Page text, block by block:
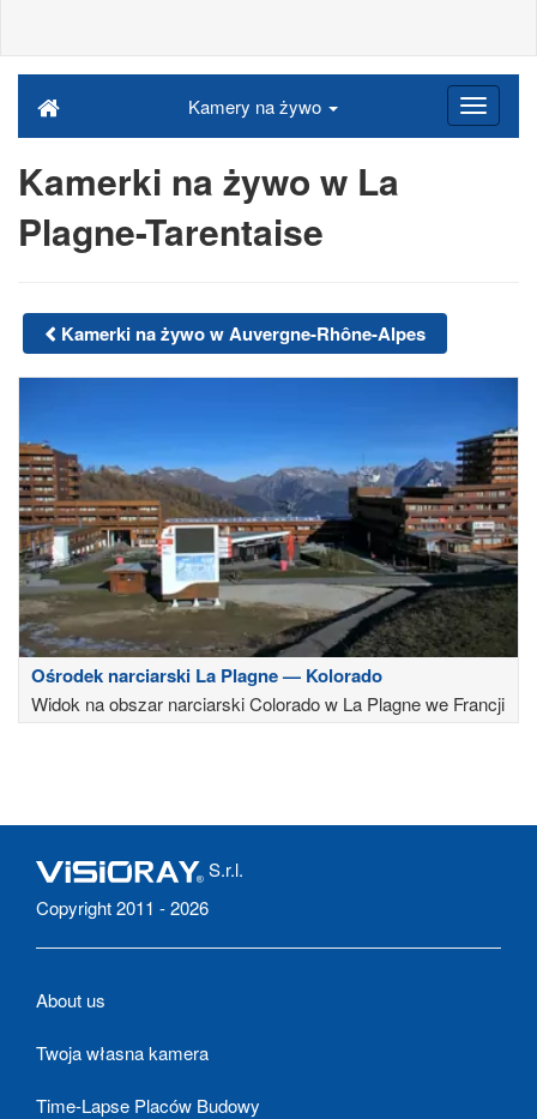
Kamery na żywo
Kamerki na żywo w La
Plagne-Tarentaise
Kamerki na żywo w Auvergne-Rhône-Alpes
Ośrodek narciarski La Plagne — Kolorado
Widok na obszar narciarski Colorado w La Plagne we Francji
S.r.l.
Copyright 2011 - 2026
About us
Twoja własna kamera
Time-Lapse Placów Budowy